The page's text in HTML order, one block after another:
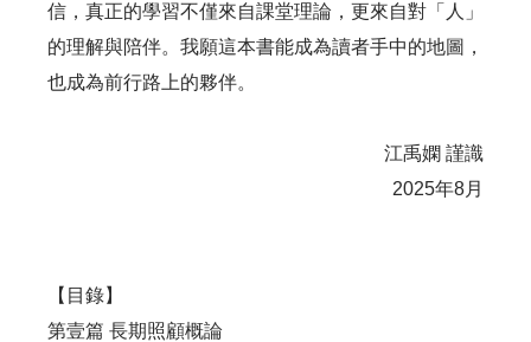
信，真正的學習不僅來自課堂理論，更來自對「人」
的理解與陪伴。我願這本書能成為讀者手中的地圖，
也成為前行路上的夥伴。
江禹嫻 謹識
2025年8月
【目錄】
第壹篇 長期照顧概論